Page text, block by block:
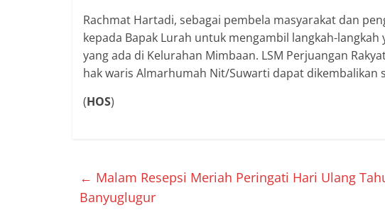
Rachmat Hartadi, sebagai pembela masyarakat dan
kepada Bapak Lurah untuk mengambil langkah-
yang ada di Kelurahan Mimbaan. LSM Perjuangan
hak waris Almarhumah Nit/Suwarti dapat dikembalikan
(HOS)
← Malam Resepsi Meriah Peringati Hari Ulang
Banyuglugur